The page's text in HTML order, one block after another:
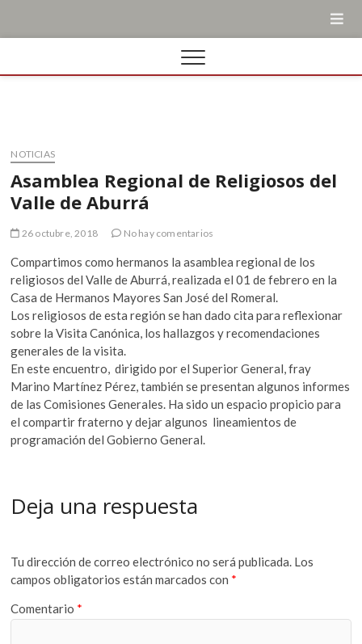
NOTICIAS
Asamblea Regional de Religiosos del
Valle de Aburrá
26 octubre, 2018 No hay comentarios
Compartimos como hermanos la asamblea regional de los
religiosos del Valle de Aburrá, realizada el 01 de febrero en la
Casa de Hermanos Mayores San José del Romeral.
Los religiosos de esta región se han dado cita para reflexionar
sobre la Visita Canónica, los hallazgos y recomendaciones
generales de la visita.
En este encuentro, dirigido por el Superior General, fray
Marino Martínez Pérez, también se presentan algunos informes
de las Comisiones Generales. Ha sido un espacio propicio para
el compartir fraterno y dejar algunos lineamientos de
programación del Gobierno General.
Deja una respuesta
Tu dirección de correo electrónico no será publicada. Los
campos obligatorios están marcados con *
Comentario *